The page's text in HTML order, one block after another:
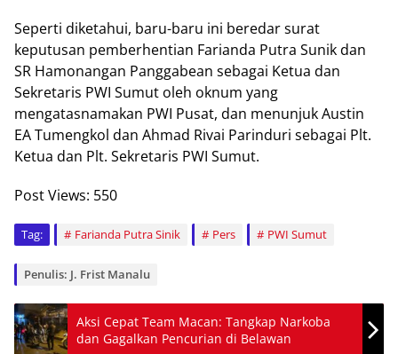
Seperti diketahui, baru-baru ini beredar surat
keputusan pemberhentian Farianda Putra Sunik dan
SR Hamonangan Panggabean sebagai Ketua dan
Sekretaris PWI Sumut oleh oknum yang
mengatasnamakan PWI Pusat, dan menunjuk Austin
EA Tumengkol dan Ahmad Rivai Parinduri sebagai Plt.
Ketua dan Plt. Sekretaris PWI Sumut.
Post Views: 550
Tag: Farianda Putra Sinik Pers PWI Sumut
Penulis: J. Frist Manalu
Aksi Cepat Team Macan: Tangkap Narkoba
dan Gagalkan Pencurian di Belawan